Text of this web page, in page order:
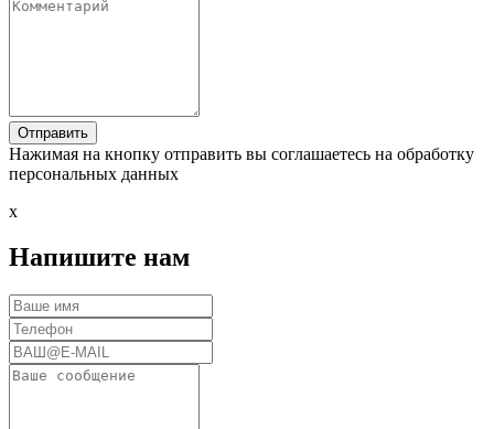
Нажимая на кнопку отправить вы соглашаетесь на обработку
персональных данных
x
Напишите нам